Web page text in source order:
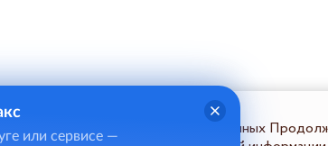
ввод персональных данных
или сервисе —